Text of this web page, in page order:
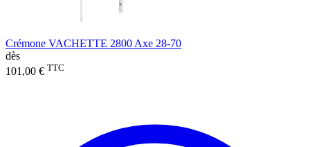
Crémone VACHETTE 2800 Axe 28-70
dès
101,00 € TTC